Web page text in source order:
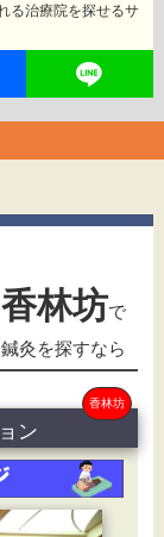
る治療院を探せるサ
香林坊で
灸を探すなら
香林坊
ン